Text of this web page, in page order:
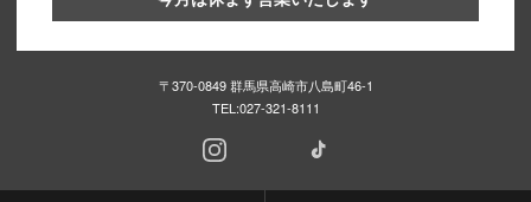
〒370-0849 群馬県高崎市八島町46-1
TEL:027-321-8111